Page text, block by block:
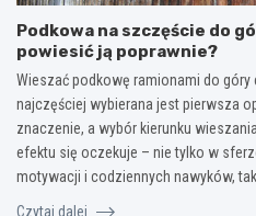
Podkowa na szczęście do
powiesić ją poprawnie?
Wieszać podkowę ramionami do góry
najczęściej wybierana jest pierwsza
znaczenie, a wybór kierunku
efektu się oczekuje – nie tylko w
motywacji i codziennych nawyków,
Czytaj dalej